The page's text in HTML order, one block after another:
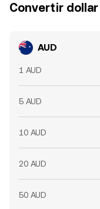
Convertir
AUD
1 AUD
5 AUD
10 AUD
20 AUD
50 AUD